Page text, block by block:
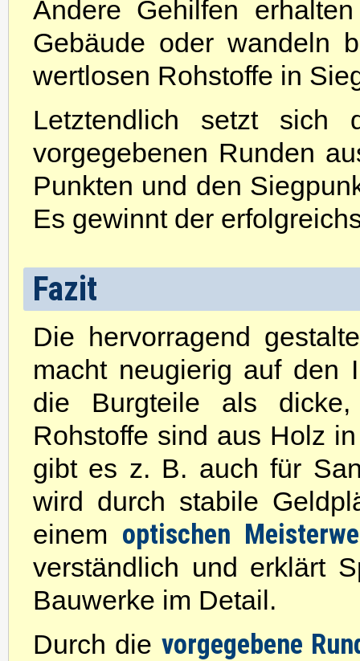
Andere Gehilfen
Gebäude oder wandeln
wertlosen Rohstoffe in
Letztendlich setzt sich
vorgegebenen Runden
Punkten und den
Es gewinnt der
Fazit
Die hervorragend
macht neugierig auf den
die Burgteile als dicke,
Rohstoffe sind aus Holz
gibt es z. B. auch für
wird durch stabile
einem optischen
verständlich und erklärt
Bauwerke im Detail.
Durch die vorgegebene